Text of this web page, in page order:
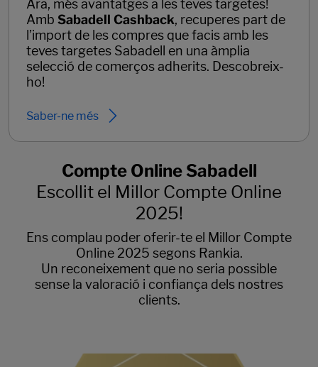
Ara, més avantatges a les teves targetes!
Amb Sabadell Cashback, recuperes part de
l’import de les compres que facis amb les
teves targetes Sabadell en una àmplia
selecció de comerços adherits. Descobreix-
ho!
Saber-ne més
Compte Online Sabadell
Escollit el Millor Compte Online
2025!
Ens complau poder oferir-te el Millor Compte
Online 2025 segons Rankia.
Un reconeixement que no seria possible
sense la valoració i confiança dels nostres
clients.